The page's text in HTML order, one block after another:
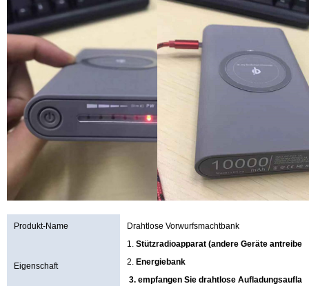
Produkt-Name Drahtlose Vorwurfsmachtbank
Eigenschaft
1. Stützradioapparat (andere Geräte
2. Energiebank
3. empfangen Sie drahtlose